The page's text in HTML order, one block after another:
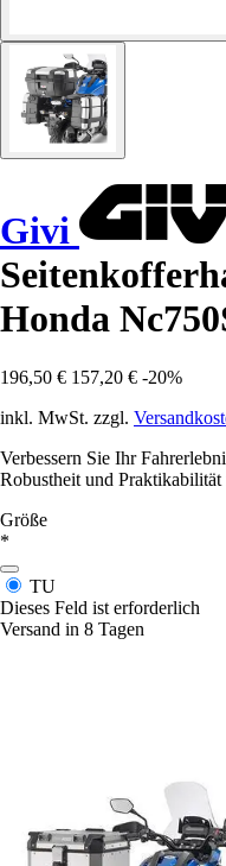
Givi
Honda
196,50 € 157,20 € -20%
inkl. MwSt. zzgl.
Verbessern Sie Ihr
Robustheit und
Größe
*
TU
Dieses Feld ist erforderlich
Versand in 8 Tagen